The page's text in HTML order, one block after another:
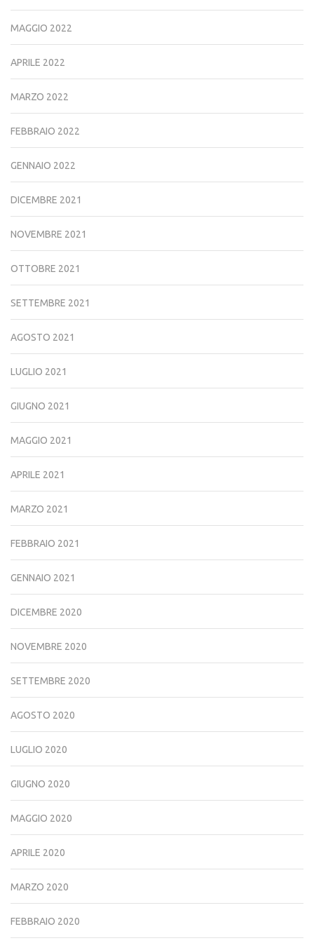
MAGGIO 2022
APRILE 2022
MARZO 2022
FEBBRAIO 2022
GENNAIO 2022
DICEMBRE 2021
NOVEMBRE 2021
OTTOBRE 2021
SETTEMBRE 2021
AGOSTO 2021
LUGLIO 2021
GIUGNO 2021
MAGGIO 2021
APRILE 2021
MARZO 2021
FEBBRAIO 2021
GENNAIO 2021
DICEMBRE 2020
NOVEMBRE 2020
SETTEMBRE 2020
AGOSTO 2020
LUGLIO 2020
GIUGNO 2020
MAGGIO 2020
APRILE 2020
MARZO 2020
FEBBRAIO 2020